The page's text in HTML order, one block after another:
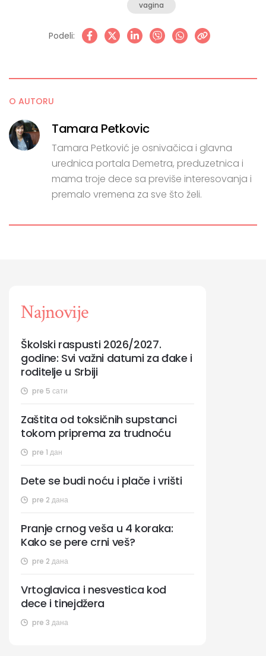
vagina
Podeli:
O AUTORU
Tamara Petkovic
Tamara Petković je osnivačica i glavna
urednica portala Demetra, preduzetnica i
mama troje dece sa previše interesovanja i
premalo vremena za sve što želi.
Najnovije
pre 5 сати
Školski raspusti 2026/2027.
godine: Svi važni datumi za đake i
roditelje u Srbiji
pre 1 дан
Zaštita od toksičnih supstanci
tokom priprema za trudnoću
pre 2 дана
Dete se budi noću i plače i vrišti
pre 2 дана
Pranje crnog veša u 4 koraka:
Kako se pere crni veš?
pre 3 дана
Vrtoglavica i nesvestica kod
dece i tinejdžera